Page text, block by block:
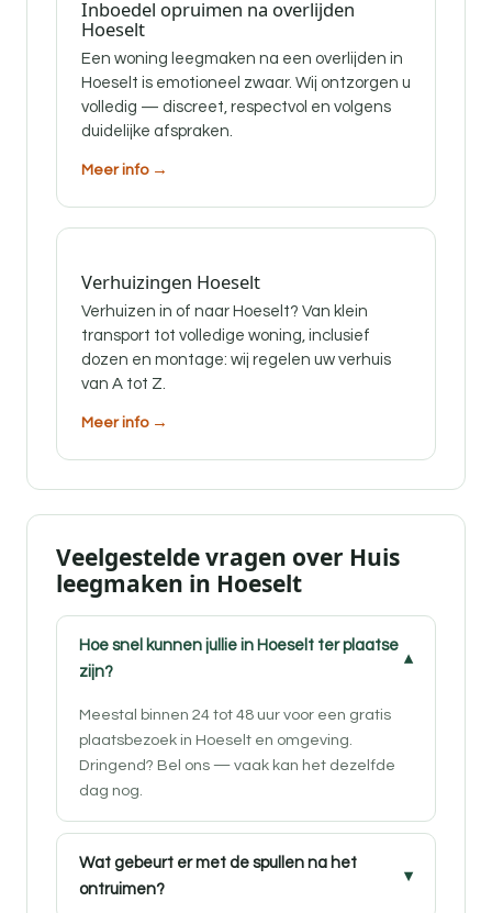
Inboedel opruimen na overlijden
Hoeselt
Een woning leegmaken na een overlijden in
Hoeselt is emotioneel zwaar. Wij ontzorgen u
volledig — discreet, respectvol en volgens
duidelijke afspraken.
Meer info →
Verhuizingen Hoeselt
Verhuizen in of naar Hoeselt? Van klein
transport tot volledige woning, inclusief
dozen en montage: wij regelen uw verhuis
van A tot Z.
Meer info →
Veelgestelde vragen over Huis
leegmaken in Hoeselt
Hoe snel kunnen jullie in Hoeselt ter plaatse
zijn?
Meestal binnen 24 tot 48 uur voor een gratis
plaatsbezoek in Hoeselt en omgeving.
Dringend? Bel ons — vaak kan het dezelfde
dag nog.
Wat gebeurt er met de spullen na het
ontruimen?